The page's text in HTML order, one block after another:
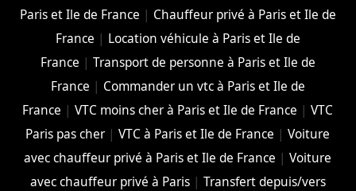
Paris et Ile de France | Chauffeur privé à Paris et Ile de
France | Location véhicule à Paris et Ile de
France | Transport de personne à Paris et Ile de
France | Commander un vtc à Paris et Ile de
France |VTC moins cher à Paris et Ile de France |VTC
Paris pas cher |VTC à Paris et Ile de France |Voiture
avec chauffeur privé à Paris et Ile de France |Voiture
avec chauffeur privé à Paris| Transfert depuis/vers